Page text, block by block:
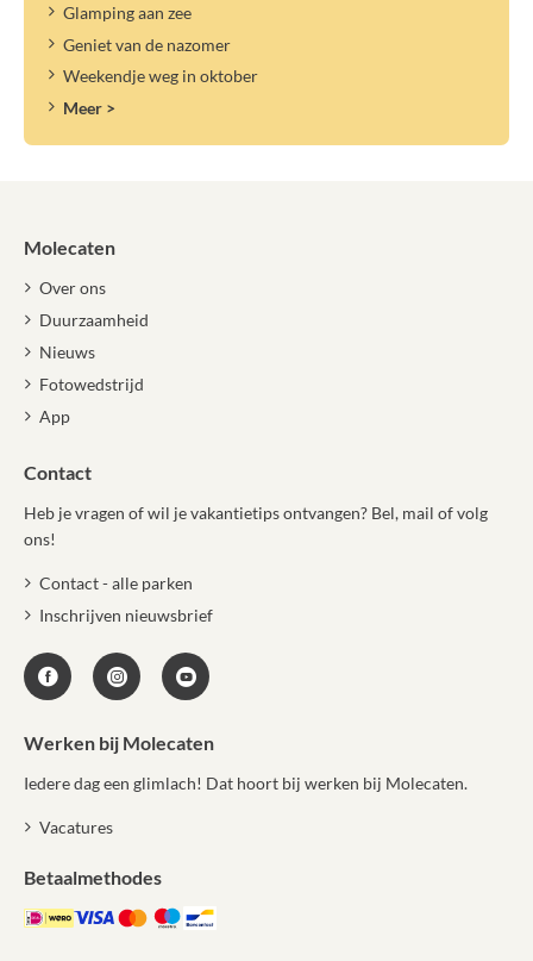
Glamping aan zee
Geniet van de nazomer
Weekendje weg in oktober
Meer >
Molecaten
Over ons
Duurzaamheid
Nieuws
Fotowedstrijd
App
Contact
Heb je vragen of wil je vakantietips ontvangen? Bel, mail of volg
ons!
Contact - alle parken
Inschrijven nieuwsbrief
Werken bij Molecaten
Iedere dag een glimlach! Dat hoort bij werken bij Molecaten.
Vacatures
Betaalmethodes